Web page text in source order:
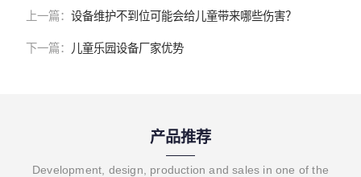
上一篇： 设备维护不到位可能会给儿童带来哪些伤害？
下一篇： 儿童乐园设备厂家优势
产品推荐
Development, design, production and sales in one of the